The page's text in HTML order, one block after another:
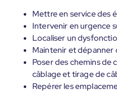
Mettre en service des
Intervenir en urgence
Localiser un
Maintenir et dépanner
Poser des chemins de
câblage et tirage de
Repérer les